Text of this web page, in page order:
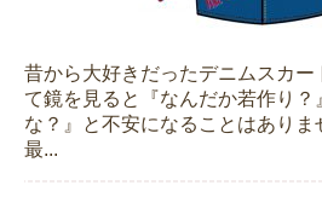
昔から大好きだったデニムスカー
て鏡を見ると『なんだか若作り
な？』と不安になることはありま
最...